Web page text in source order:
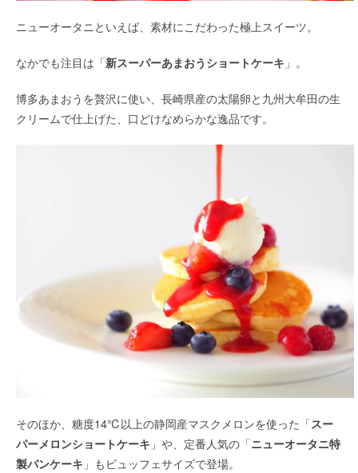
ニューオータニといえば、素材にこだわった極上スイーツ。
なかでも注目は「新スーパーあまおうショートケーキ 」。
博多あまおうを贅沢に使い、長崎県産の太陽卵と九州大牟田の生
クリームで仕上げた、口どけなめらかな逸品です。
そのほか、糖度14℃以上の静岡産マスクメロンを使った「スー
パーメロンショートケーキ 」や、定番人気の「ニューオータニ特
製パンケーキ 」もビュッフェサイズで登場。